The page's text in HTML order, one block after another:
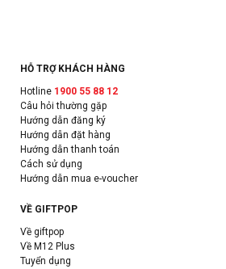
HỖ TRỢ KHÁCH HÀNG
Hotline 1900 55 88 12
Câu hỏi thường gặp
Hướng dẫn đăng ký
Hướng dẫn đặt hàng
Hướng dẫn thanh toán
Cách sử dụng
Hướng dẫn mua e-voucher
VỀ GIFTPOP
Về giftpop
Về M12 Plus
Tuyển dụng